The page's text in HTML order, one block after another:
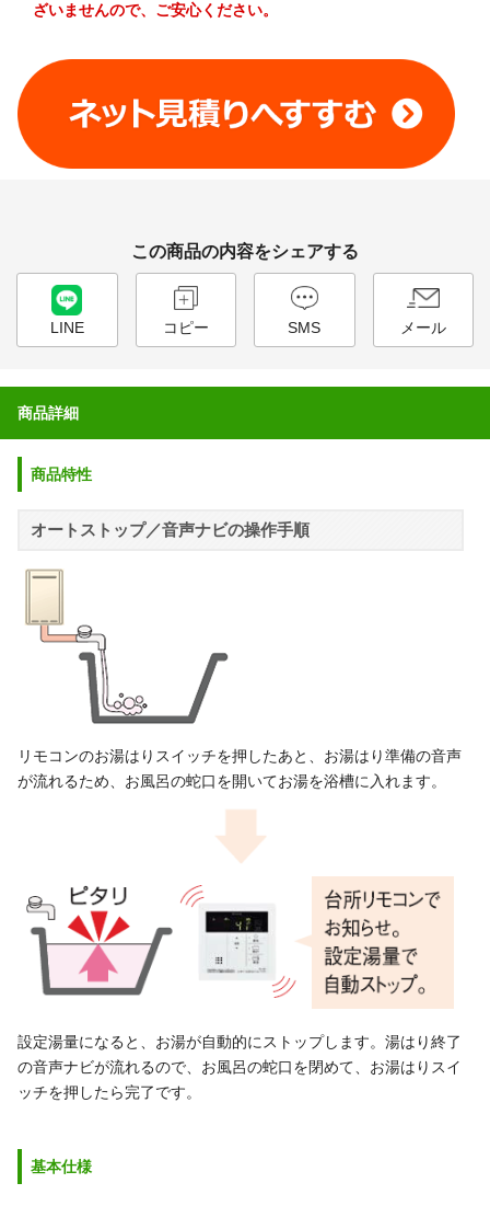
ざいませんので、ご安心ください。
この商品の内容をシェアする
LINE コピー SMS メール
商品詳細
商品特性
オートストップ／音声ナビの操作手順
リモコンのお湯はりスイッチを押したあと、お湯はり準備の音声
が流れるため、お風呂の蛇口を開いてお湯を浴槽に入れます。
設定湯量になると、お湯が自動的にストップします。湯はり終了
の音声ナビが流れるので、お風呂の蛇口を閉めて、お湯はりスイ
ッチを押したら完了です。
基本仕様